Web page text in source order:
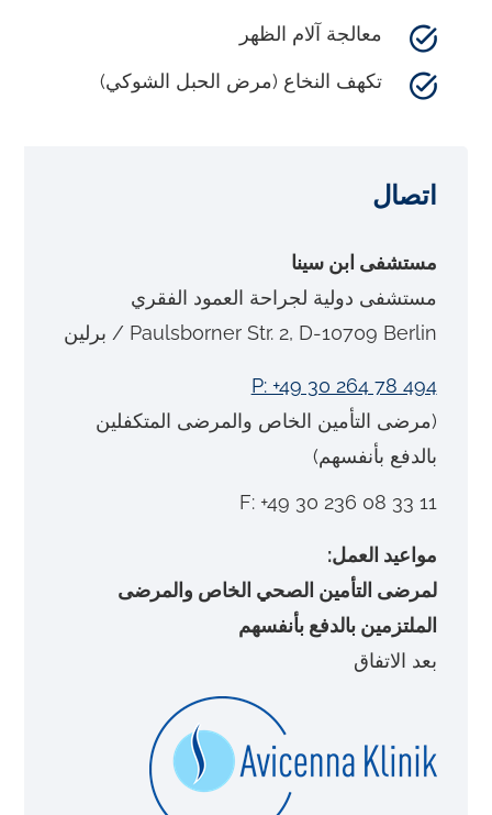
معالجة آلام الظهر
تكهف النخاع (مرض الحبل الشوكي)
اتصال
مستشفى ابن سينا
مستشفى دولية لجراحة العمود الفقري
Paulsborner Str. 2, D-10709 Berlin / برلين
P: +49 30 264 78 494
(مرضى التأمين الخاص والمرضى المتكفلين
بالدفع بأنفسهم)
F: +49 30 236 08 33 11
مواعيد العمل:
لمرضى التأمين الصحي الخاص والمرضى
الملتزمين بالدفع بأنفسهم
بعد الاتفاق